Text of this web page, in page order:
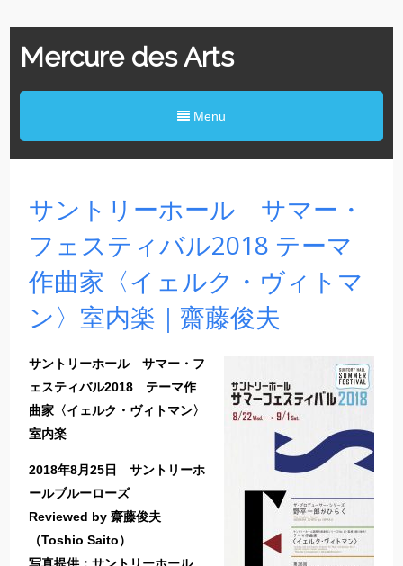
Mercure des Arts
Menu
サントリーホール サマー・
フェスティバル2018 テーマ
作曲家〈イェルク・ヴィトマ
ン〉室内楽｜齋藤俊夫
サントリーホール サマー・フ
ェスティバル2018 テーマ作
曲家〈イェルク・ヴィトマン〉
室内楽
2018年8月25日 サントリーホ
ールブルーローズ
Reviewed by 齋藤俊夫
（Toshio Saito）